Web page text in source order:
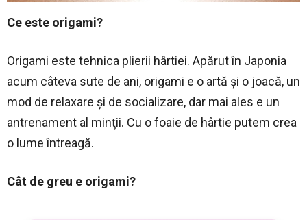
Ce este origami?
Origami este tehnica plierii hârtiei. Apărut în Japonia
acum câteva sute de ani, origami e o artă şi o joacă, un
mod de relaxare şi de socializare, dar mai ales e un
antrenament al minţii. Cu o foaie de hârtie putem crea
o lume întreagă.
Cât de greu e origami?